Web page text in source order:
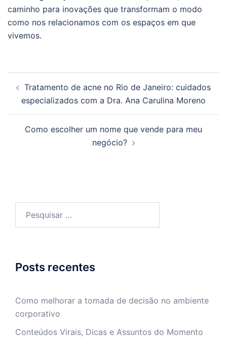
caminho para inovações que transformam o modo
como nos relacionamos com os espaços em que
vivemos.
de
posts
Tratamento de acne no Rio de Janeiro: cuidados
especializados com a Dra. Ana Carulina Moreno
Como escolher um nome que vende para meu
negócio?
Posts recentes
Como melhorar a tomada de decisão no ambiente
corporativo
Conteúdos Virais, Dicas e Assuntos do Momento